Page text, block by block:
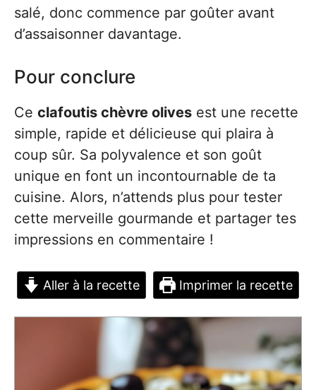
salé, donc commence par goûter avant
d’assaisonner davantage.
Pour conclure
Ce clafoutis chèvre olives est une recette
simple, rapide et délicieuse qui plaira à
coup sûr. Sa polyvalence et son goût
unique en font un incontournable de ta
cuisine. Alors, n’attends plus pour tester
cette merveille gourmande et partager tes
impressions en commentaire !
Aller à la recette Imprimer la recette